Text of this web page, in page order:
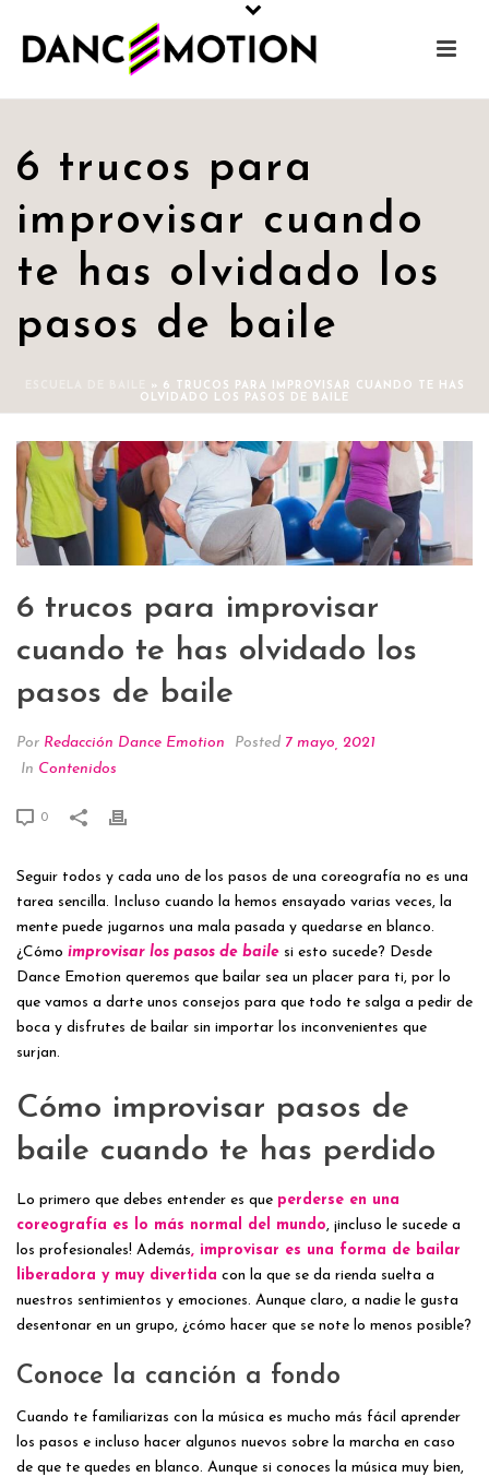
6 trucos para
improvisar cuando
te has olvidado los
pasos de baile
» 6 TRUCOS PARA IMPROVISAR CUANDO TE HAS
OLVIDADO LOS PASOS DE BAILE
6 trucos para improvisar
cuando te has olvidado los
pasos de baile
Por Redacción Dance Emotion Posted 7 mayo, 2021
In Contenidos
0
Seguir todos y cada uno de los pasos de una coreografía no es una
tarea sencilla. Incluso cuando la hemos ensayado varias veces, la
mente puede jugarnos una mala pasada y quedarse en blanco.
¿Cómo improvisar los pasos de baile si esto sucede? Desde
Dance Emotion queremos que bailar sea un placer para ti, por lo
que vamos a darte unos consejos para que todo te salga a pedir de
boca y disfrutes de bailar sin importar los inconvenientes que
surjan.
Cómo improvisar pasos de
baile cuando te has perdido
Lo primero que debes entender es que perderse en una
coreografía es lo más normal del mundo, ¡incluso le sucede a
los profesionales! Además, improvisar es una forma de bailar
liberadora y muy divertida con la que se da rienda suelta a
nuestros sentimientos y emociones. Aunque claro, a nadie le gusta
desentonar en un grupo, ¿cómo hacer que se note lo menos posible?
Conoce la canción a fondo
Cuando te familiarizas con la música es mucho más fácil aprender
los pasos e incluso hacer algunos nuevos sobre la marcha en caso
de que te quedes en blanco. Aunque si conoces la música muy bien,